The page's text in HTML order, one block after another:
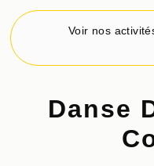
Voir nos
Danse